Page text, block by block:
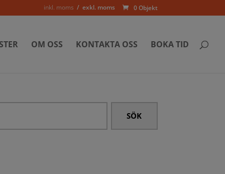
0 Objekt
inkl. moms exkl. moms
OM OSS KONTAKTA OSS BOKA TID